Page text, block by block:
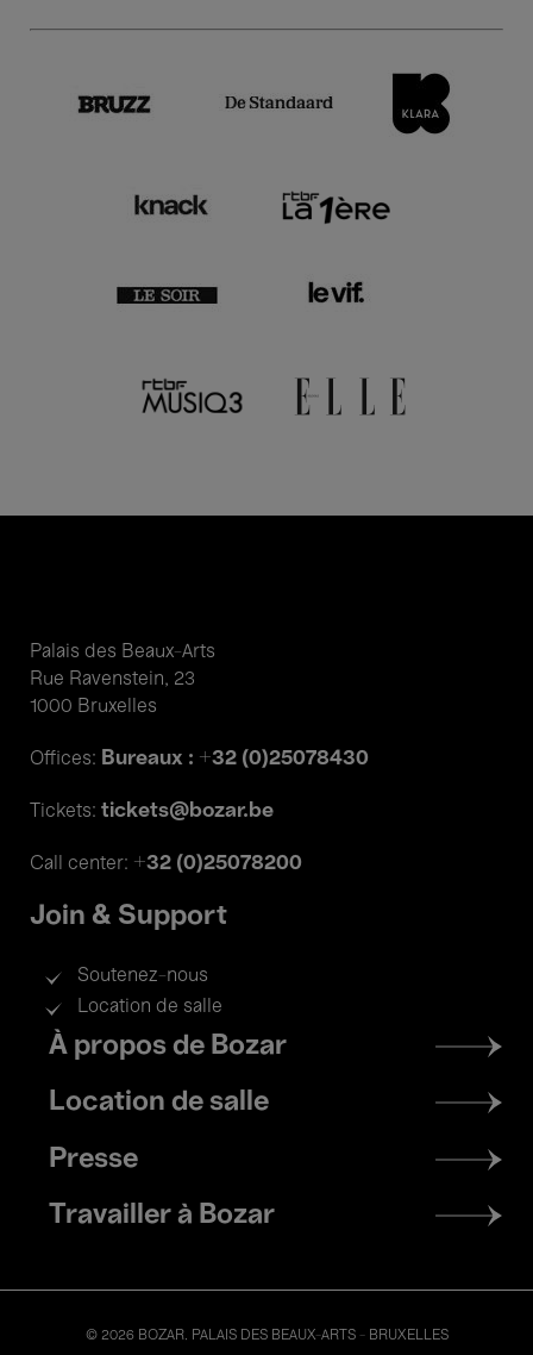
Palais des Beaux-Arts
Rue Ravenstein, 23
1000 Bruxelles
Offices: Bureaux : +32 (0)25078430
Tickets: tickets@bozar.be
Call center: +32 (0)25078200
Join & Support
Soutenez-nous
Location de salle
Footer
menu
À propos de Bozar
Location de salle
Presse
Travailler à Bozar
© 2026 BOZAR. PALAIS DES BEAUX-ARTS - BRUXELLES